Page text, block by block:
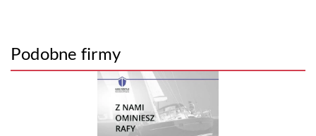
Podobne firmy